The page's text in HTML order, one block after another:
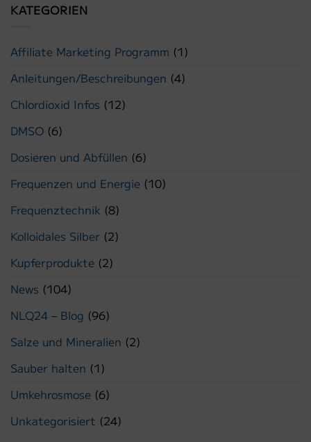
KATEGORIEN
Affiliate Marketing Programm (1)
Anleitungen/Beschreibungen (4)
Chlordioxid Infos (12)
DMSO (6)
Dosieren und Abfüllen (6)
Frequenzen und Energie (10)
Frequenztechnik (8)
Kolloidales Silber (2)
Kupferprodukte (2)
News (104)
NLQ24 – Blog (96)
Salze und Mineralien (2)
Sauber halten (1)
Umkehrosmose (6)
Unkategorisiert (24)